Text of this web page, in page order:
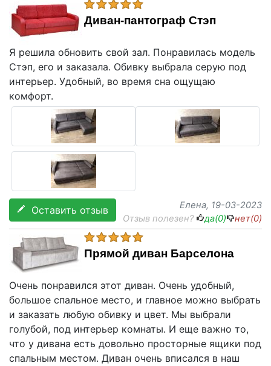
Диван-пантограф Стэп
Я решила обновить свой зал. Понравилась модель
Стэп, его и заказала. Обивку выбрала серую под
интерьер. Удобный, во время сна ощущаю
комфорт.
Оставить отзыв Елена, 19-03-2023
Отзыв полезен?
да(0) нет(0)
Прямой диван Барселона
Очень понравился этот диван. Очень удобный,
большое спальное место, и главное можно выбрать
и заказать любую обивку и цвет. Мы выбрали
голубой, под интерьер комнаты. И еще важно то,
что у дивана есть довольно просторные ящики под
спальным местом. Диван очень вписался в наш